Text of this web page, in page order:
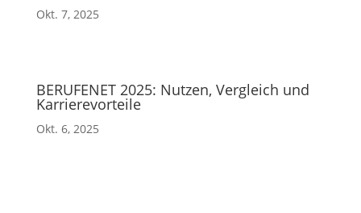
Okt. 7, 2025
BERUFENET 2025: Nutzen, Vergleich und
Karrierevorteile
Okt. 6, 2025